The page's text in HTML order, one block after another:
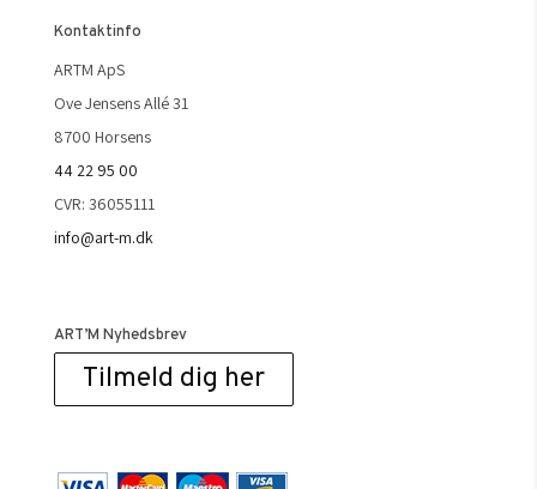
Kontaktinfo
ARTM ApS
Ove Jensens Allé 31
8700 Horsens
44 22 95 00
CVR: 36055111
info@art-m.dk
ART’M Nyhedsbrev
Tilmeld dig her